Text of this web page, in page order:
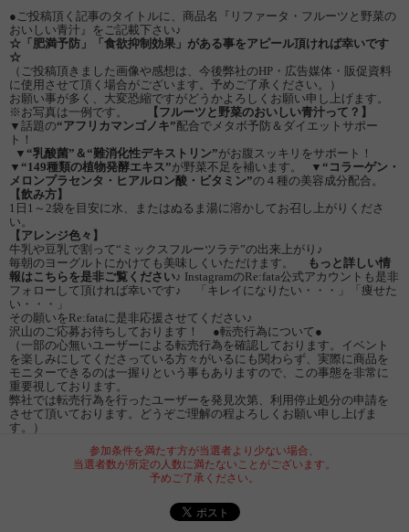
●ご投稿頂く記事のタイトルに、商品名『リファータ・フルーツと野菜の
おいしい青汁』をご記載下さい♪
☆「肥満予防」「食欲抑制効果」がある事をアピール頂ければ幸いです
☆
（ご投稿頂きました画像や感想は、今後弊社のHP・広告媒体・販促資料
に使用させて頂く場合がございます。予めご了承ください。）
お願い事が多く、大変恐縮ですがどうかよろしくお願い申し上げます。
※お写真は一例です。
【フルーツと野菜のおいしい青汁って？】
▼話題の“アフリカマンゴノキ”配合でメタボ予防＆ダイエットサポー
ト！
▼ “乳酸菌”＆“難消化性デキストリン”がお腹スッキリをサポート！
▼ “149種類の植物発酵エキス”が野菜不足を補います。 ▼ “コラーゲン・
メロンプラセンタ・ヒアルロン酸・ビタミン”の４種の美容成分配合。
【飲み方】
1日1～2袋を目安に水、またはぬるま湯に溶かしてお召し上がりくださ
い。
【アレンジ色々】
牛乳や豆乳で割って“ミックスフルーツラテ”の出来上がり♪
毎朝のヨーグルトにかけても美味しくいただけます。
もっと詳しい情
報はこちらを是非ご覧ください♪ InstagramのRe:fata公式アカウントも是非
フォローして頂ければ幸いです♪ 「キレイになりたい・・・」「痩せた
い・・・」
その願いをRe:fataに是非応援させてください♪
沢山のご応募お待ちしております！ ●転売行為について●
（一部の心無いユーザーによる転売行為を確認しております。イベント
を楽しみにしてくださっている方々がいるにも関わらず、実際に商品を
モニターできるのは一握りという事もありますので、この事態を非常に
重要視しております。
弊社では転売行為を行ったユーザーを発見次第、利用停止処分の申請を
させて頂いております。どうぞご理解の程よろしくお願い申し上げま
す。）
参加条件を満たす方が当選者より少ない場合、
当選者数が所定の人数に満たないことがございます。
予めご了承ください。